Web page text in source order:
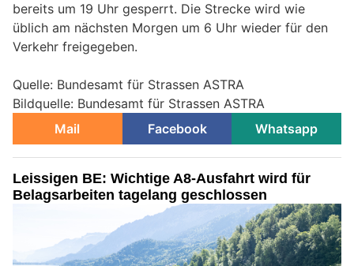
bereits um 19 Uhr gesperrt. Die Strecke wird wie
üblich am nächsten Morgen um 6 Uhr wieder für den
Verkehr freigegeben.
Quelle: Bundesamt für Strassen ASTRA
Bildquelle: Bundesamt für Strassen ASTRA
Mail
Facebook Whatsapp
Leissigen BE: Wichtige A8-Ausfahrt wird für
Belagsarbeiten tagelang geschlossen